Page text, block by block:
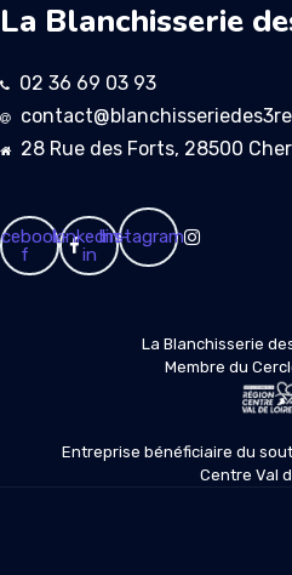
La Blanchisserie
02 36 69 03 93
28 Rue des Forts, 28500
f
Linkedin-
in
Instagram
La Blanchisserie
Membre du
Entreprise bénéficiaire du
Centre Val